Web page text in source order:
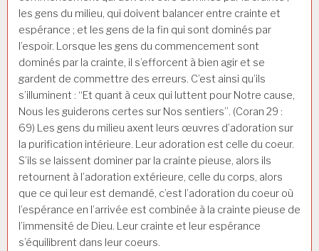
les gens du milieu, qui doivent balancer entre crainte et
espérance ; et les gens de la fin qui sont dominés par
l’espoir. Lorsque les gens du commencement sont
dominés par la crainte, il s’efforcent à bien agir et se
gardent de commettre des erreurs. C’est ainsi qu’ils
s’illuminent : “Et quant à ceux qui luttent pour Notre cause,
Nous les guiderons certes sur Nos sentiers”. (Coran 29 :
69) Les gens du milieu axent leurs œuvres d’adoration sur
la purification intérieure. Leur adoration est celle du coeur.
S’ils se laissent dominer par la crainte pieuse, alors ils
retournent à l’adoration extérieure, celle du corps, alors
que ce qui leur est demandé, c’est l’adoration du coeur où
l’espérance en l’arrivée est combinée à la crainte pieuse de
l’immensité de Dieu. Leur crainte et leur espérance
s’équilibrent dans leur coeurs.